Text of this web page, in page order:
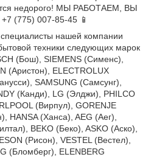
недорого! МЫ РАБОТАЕМ, ВЫ
(775) 007-85-45 📱
нашей компании
техники следующих марок
(Бош), SIEMENS (Сименс),
(Аристон), ELECTROLUX
SAMSUNG (Самсунг),
(Канди), LG (Элджи), PHILCO
(Вирпул), GORENJE
HANSA (Ханса), AEG (Аег),
BEKO (Беко), ASKO (Аско),
(Рисон), VESTEL (Вестел),
(Бломберг), ELENBERG